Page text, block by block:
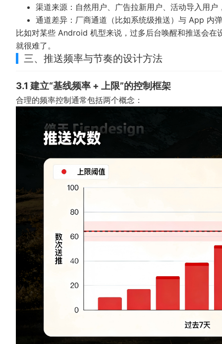
渠道来源：自然用户、广告拉新用户、活动导入用户
通道差异：厂商通道（比如系统级推送）与 App 内
比如对某些 Android 机型来说，过多后台唤醒和推送会
就很难了。
三、推送频率与节奏的设计方法
3.1 建立“基线频率 + 上限”的控制框架
合理的频率控制通常包括两个概念：